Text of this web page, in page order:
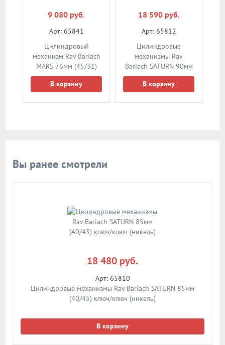
9 080 руб.
Арт: 65841
Цилиндровый
механизм Rav Bariach
MARS 76мм (45/31)
ключ/шток (никель)
В корзину
18 590 руб.
Арт: 65812
Цилиндровые
механизмы Rav
Bariach SATURN 90мм
(35/55) ключ/ключ
(никель)
В корзину
Вы ранее смотрели
18 480 руб.
Арт: 65810
Цилиндровые механизмы Rav Bariach SATURN 85мм
(40/45) ключ/ключ (никель)
В корзину